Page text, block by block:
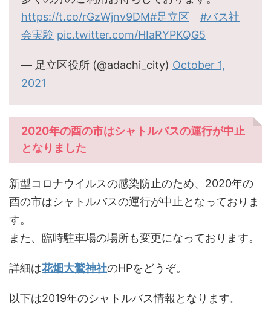
https://t.co/rGzWjnv9DM#足立区
#バス社
会実験 pic.twitter.com/HIaRYPKQG5
— 足立区役所 (@adachi_city) October 1,
2021
2020年の酉の市はシャトルバスの運行が中止
となりました
新型コロナウイルスの感染防止のため、2020年の
酉の市はシャトルバスの運行が中止となっておりま
す。
また、臨時駐車場の場所も変更になっております。
詳細は花畑大鷲神社のHPをどうぞ。
以下は2019年のシャトルバス情報となります。